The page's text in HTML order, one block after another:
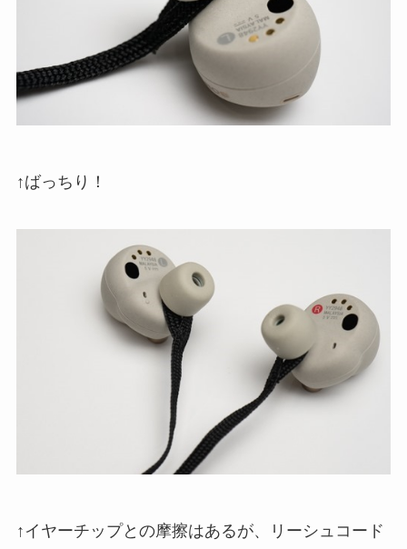
↑ばっちり！
↑イヤーチップとの摩擦はあるが、リーシュコード